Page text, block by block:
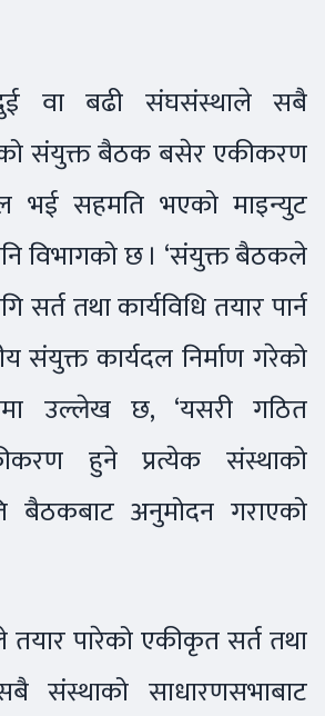
वा बढी संघसंस्थाले सबै
संयुक्त बैठक बसेर एकीकरण
भई सहमति भएको माइन्युट
विभागको छ । ‘संयुक्त बैठकले
तथा कार्यविधि तयार पार्न
संयुक्त कार्यदल निर्माण गरेको
उल्लेख छ, ‘यसरी गठित
हुने प्रत्येक संस्थाको
बैठकबाट अनुमोदन गराएको
पारेको एकीकृत सर्त तथा
संस्थाको साधारणसभाबाट